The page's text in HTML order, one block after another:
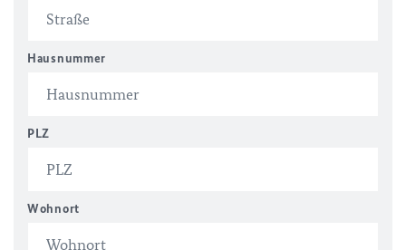
Hausnummer
PLZ
Wohnort